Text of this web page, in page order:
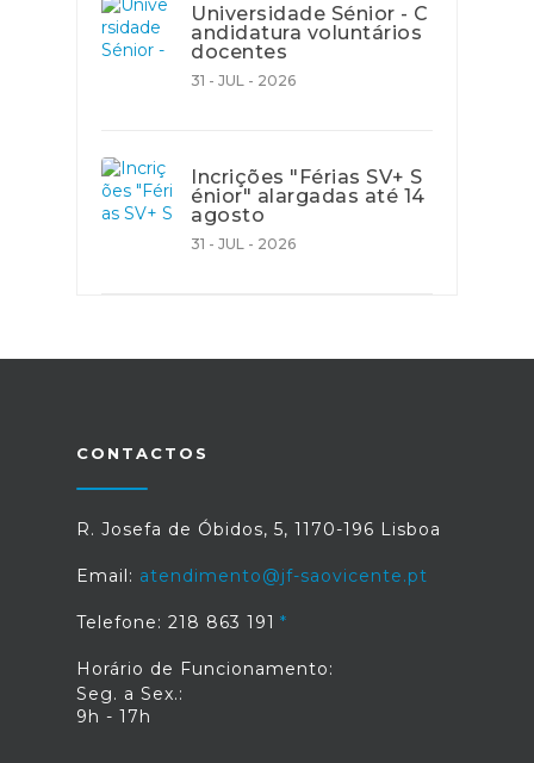
Universidade Sénior - C
andidatura voluntários
docentes
31 - JUL - 2026
Incrições "Férias SV+ S
énior" alargadas até 14
agosto
31 - JUL - 2026
CONTACTOS
R. Josefa de Óbidos, 5, 1170-196 Lisboa
Email: atendimento@jf-saovicente.pt
Telefone: 218 863 191
Horário de Funcionamento:
Seg. a Sex.:
9h - 17h